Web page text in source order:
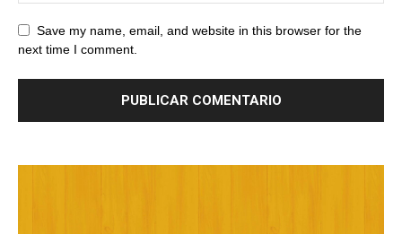
Save my name, email, and website in this browser for the
next time I comment.